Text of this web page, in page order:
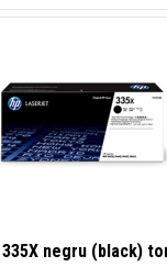
negru (black)